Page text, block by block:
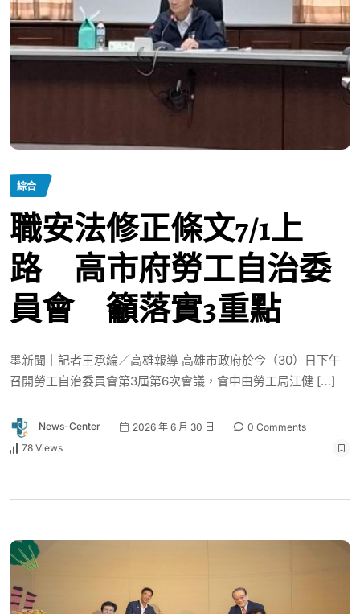
綜合
職安法修正條文7/1上
路 高市府勞工自治委
員會 籲落實3重點
墨新聞｜記者王承綸／高雄報導 高雄市政府於今（30）日下午
召開勞工自治委員會第3屆第6次會議，會中由勞工局江健 […]
News-Center 2026 年 6 月 30 日
0 Comments
78 Views